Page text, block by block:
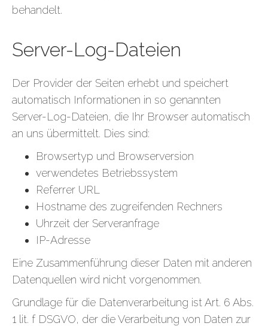
behandelt.
Server-Log-Dateien
Der Provider der Seiten erhebt und speichert
automatisch Informationen in so genannten
Server-Log-Dateien, die Ihr Browser automatisch
an uns übermittelt. Dies sind:
Browsertyp und Browserversion
verwendetes Betriebssystem
Referrer URL
Hostname des zugreifenden Rechners
Uhrzeit der Serveranfrage
IP-Adresse
Eine Zusammenführung dieser Daten mit anderen
Datenquellen wird nicht vorgenommen.
Grundlage für die Datenverarbeitung ist Art. 6 Abs.
1 lit. f DSGVO, der die Verarbeitung von Daten zur